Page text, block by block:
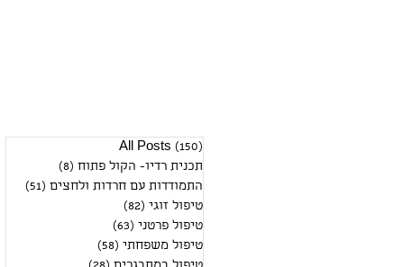
All Posts (150)
תכנית רדיו- הקול פתוח (8)
התמודדות עם חרדות ולחצים (51)
טיפול זוגי (82)
טיפול פרטני (63)
טיפול משפחתי (58)